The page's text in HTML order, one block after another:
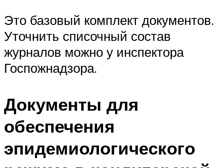
Это базовый комплект документов.
Уточнить списочный состав
журналов можно у инспектора
Госпожнадзора.
Документы для
обеспечения
эпидемиологического